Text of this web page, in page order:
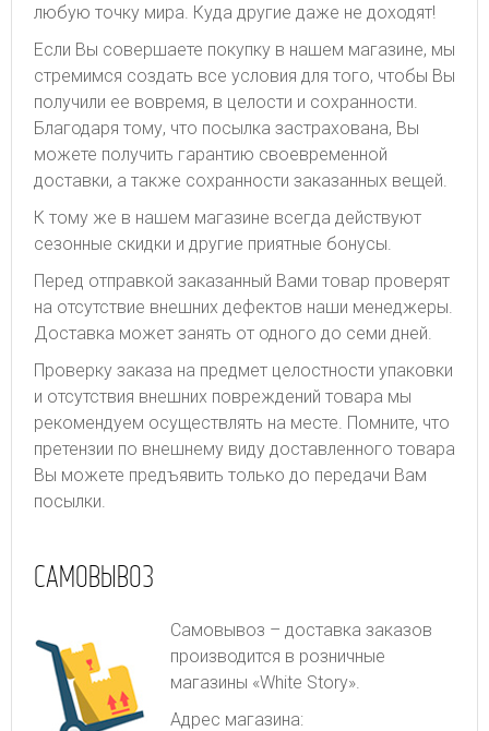
любую точку мира. Куда другие даже не доходят!
Если Вы совершаете покупку в нашем магазине, мы
стремимся создать все условия для того, чтобы Вы
получили ее вовремя, в целости и сохранности.
Благодаря тому, что посылка застрахована, Вы
можете получить гарантию своевременной
доставки, а также сохранности заказанных вещей.
К тому же в нашем магазине всегда действуют
сезонные скидки и другие приятные бонусы.
Перед отправкой заказанный Вами товар проверят
на отсутствие внешних дефектов наши менеджеры.
Доставка может занять от одного до семи дней.
Проверку заказа на предмет целостности упаковки
и отсутствия внешних повреждений товара мы
рекомендуем осуществлять на месте. Помните, что
претензии по внешнему виду доставленного товара
Вы можете предъявить только до передачи Вам
посылки.
САМОВЫВОЗ
Самовывоз – доставка заказов
производится в розничные
магазины «White Story».
Адрес магазина: